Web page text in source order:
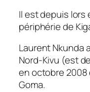
Il est depuis lors
périphérie de
Laurent Nkunda
Nord-Kivu (est
en octobre 2008
Goma.